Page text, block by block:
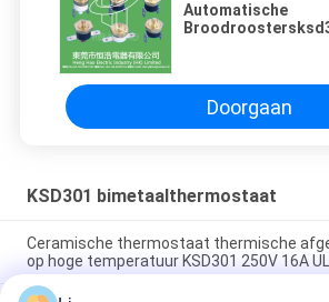
Automatische
Doorgaan
KSD301 bimetaalthermostaat
Ceramische thermostaat thermische
op hoge temperatuur KSD301 250V 16A UL